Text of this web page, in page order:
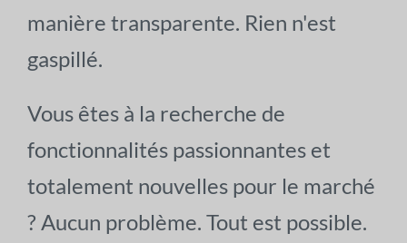
manière transparente. Rien n'est
gaspillé.
Vous êtes à la recherche de
fonctionnalités passionnantes et
totalement nouvelles pour le marché
? Aucun problème. Tout est possible.